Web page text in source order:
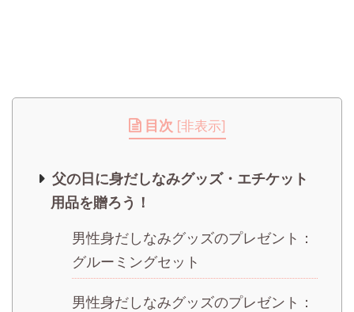
目次 [非表示]
父の日に身だしなみグッズ・エチケット
用品を贈ろう！
男性身だしなみグッズのプレゼント：
グルーミングセット
男性身だしなみグッズのプレゼント：